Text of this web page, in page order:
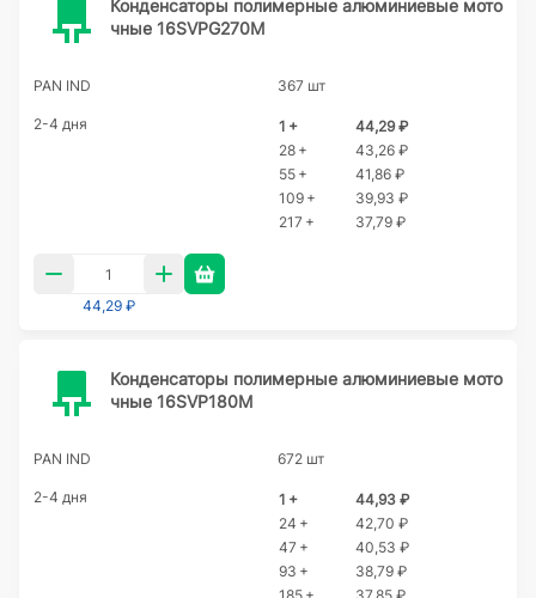
Конденсаторы полимерные алюминиевые мото
чные 16SVPG270M
PAN IND 367 шт
2-4 дня 1 +
44,29 ₽
28 +
43,26 ₽
55 +
41,86 ₽
109 +
39,93 ₽
217 +
37,79 ₽
44,29 ₽
Конденсаторы полимерные алюминиевые мото
чные 16SVP180M
PAN IND 672 шт
2-4 дня 1 +
44,93 ₽
24 +
42,70 ₽
47 +
40,53 ₽
93 +
38,79 ₽